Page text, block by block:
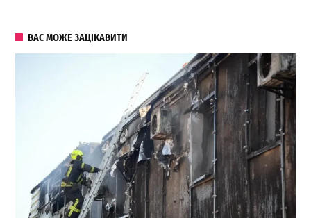
ВАС МОЖЕ ЗАЦІКАВИТИ